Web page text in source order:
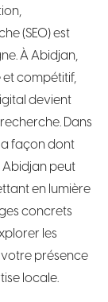
(SEO) est
À Abidjan,
compétitif,
devient
Dans
façon dont
Abidjan peut
en lumière
concrets
les
présence
locale.